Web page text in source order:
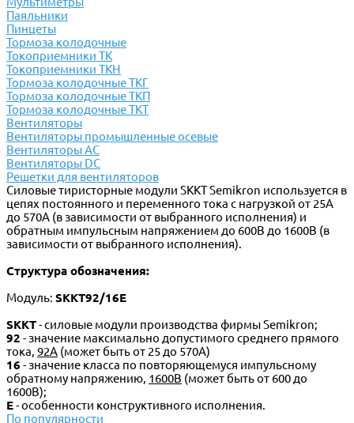
Паяльники
Пинцеты
Тормоза колодочные
Токоприемники ТК
Токоприемники ТКН
Тормоза колодочные ТКГ
Тормоза колодочные ТКП
Тормоза колодочные ТКТ
Вентиляторы
Вентиляторы промышленные осевые
Вентиляторы АС
Вентиляторы DC
Решетки для вентиляторов
Силовые тиристорные модули SKKT Semikron используется в
цепях постоянного и переменного тока с нагрузкой от 25А
до 570А (в зависимости от выбранного исполнения) и
обратным импульсным напряжением до 600В до 1600В (в
зависимости от выбранного исполнения).
Структура обозначения:
Модуль: SKKT92/16E
SKKT- силовые модули производства фирмы Semikron;
92 - значение максимально допустимого среднего прямого
тока, 92А (может быть от 25 до 570А)
16 - значение класса по повторяющемуся импульсному
обратному напряжению, 1600В (может быть от 600 до
1600В);
Е- особенности конструктивного исполнения.
По популярности